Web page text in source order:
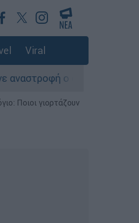
Viral
ο οδηγός - Σοβαρά
Ποιοι γιορτάζουν